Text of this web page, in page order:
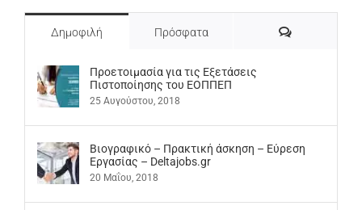
Δημοφιλή Πρόσφατα Σχόλια
Προετοιμασία για τις Εξετάσεις
Πιστοποίησης του ΕΟΠΠΕΠ
25 Αυγούστου, 2018
Βιογραφικό – Πρακτική άσκηση – Εύρεση
Εργασίας – Deltajobs.gr
20 Μαΐου, 2018